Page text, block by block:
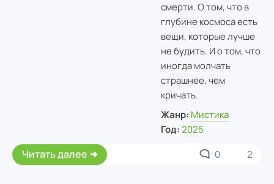
смерти. О том, что в
глубине космоса есть
вещи, которые лучше
не будить. И о том, что
иногда молчать
страшнее, чем
кричать.
Жанр: Мистика
Год: 2025
Читать далее 0 2